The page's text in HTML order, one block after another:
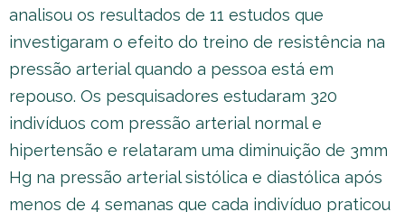
analisou os resultados de 11 estudos que
investigaram o efeito do treino de resistência na
pressão arterial quando a pessoa está em
repouso. Os pesquisadores estudaram 320
indivíduos com pressão arterial normal e
hipertensão e relataram uma diminuição de 3mm
Hg na pressão arterial sistólica e diastólica após
menos de 4 semanas que cada indivíduo praticou